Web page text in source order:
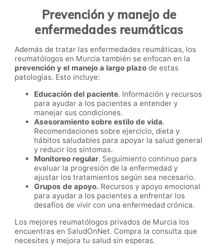
Prevención y manejo de
enfermedades reumáticas
Además de tratar las enfermedades reumáticas, los
reumatólogos en Murcia también se enfocan en la
prevención y el manejo a largo plazo de estas
patologías. Esto incluye:
Educación del paciente. Información y recursos
para ayudar a los pacientes a entender y
manejar sus condiciones.
Asesoramiento sobre estilo de vida.
Recomendaciones sobre ejercicio, dieta y
hábitos saludables para apoyar la salud general
y reducir los síntomas.
Monitoreo regular. Seguimiento continuo para
evaluar la progresión de la enfermedad y
ajustar los tratamientos según sea necesario.
Grupos de apoyo. Recursos y apoyo emocional
para ayudar a los pacientes a enfrentar los
desafíos de vivir con una enfermedad crónica.
Los mejores reumatólogos privados de Murcia los
encuentras en SaludOnNet. Compra la consulta que
necesites y mejora tu salud sin esperas.